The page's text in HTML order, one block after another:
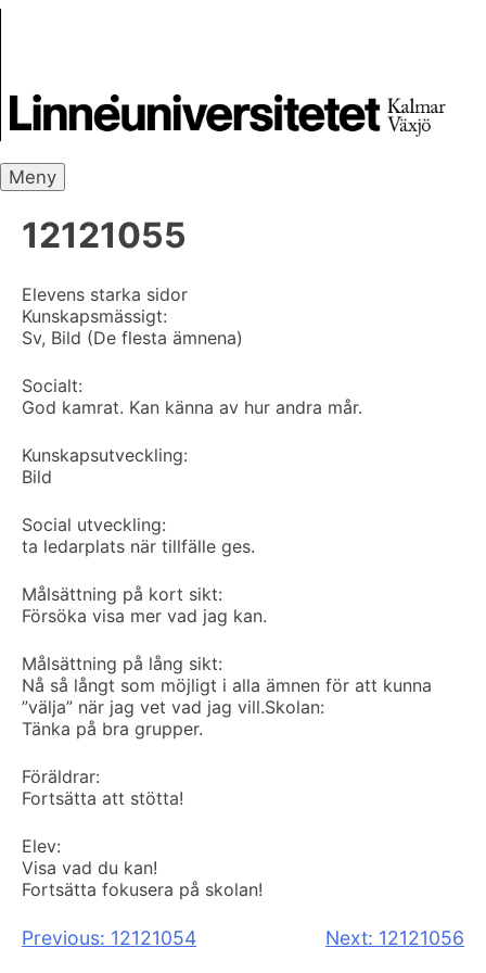
Meny
12121055
Elevens starka sidor
Kunskapsmässigt:
Sv, Bild (De flesta ämnena)
Socialt:
God kamrat. Kan känna av hur andra mår.
Kunskapsutveckling:
Bild
Social utveckling:
ta ledarplats när tillfälle ges.
Målsättning på kort sikt:
Försöka visa mer vad jag kan.
Målsättning på lång sikt:
Nå så långt som möjligt i alla ämnen för att kunna
”välja” när jag vet vad jag vill.Skolan:
Tänka på bra grupper.
Föräldrar:
Fortsätta att stötta!
Elev:
Visa vad du kan!
Fortsätta fokusera på skolan!
Inläggsnavigering
Previous: 12121054 Next: 12121056